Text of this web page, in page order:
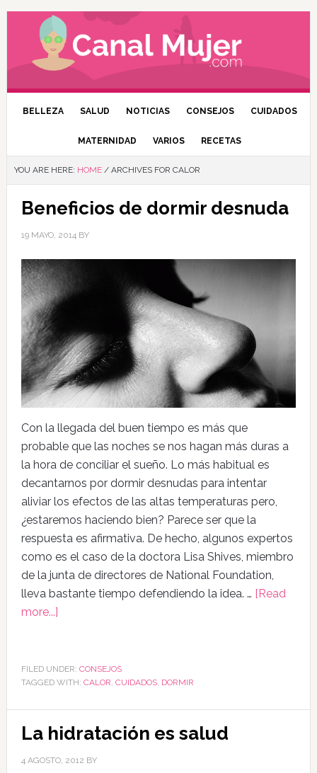
BELLEZA SALUD NOTICIAS CONSEJOS CUIDADOS
MATERNIDAD VARIOS RECETAS
YOU ARE HERE: HOME /ARCHIVES FOR CALOR
Beneficios de dormir desnuda
19 MAYO, 2014BY
Con la llegada del buen tiempo es más que
probable que las noches se nos hagan más duras a
la hora de conciliar el sueño. Lo más habitual es
decantarnos por dormir desnudas para intentar
aliviar los efectos de las altas temperaturas pero,
¿estaremos haciendo bien? Parece ser que la
respuesta es afirmativa. De hecho, algunos expertos
como es el caso de la doctora Lisa Shives, miembro
de la junta de directores de National Foundation,
lleva bastante tiempo defendiendo la idea. … [Read
more...]
FILED UNDER: CONSEJOS
TAGGED WITH: CALOR CUIDADOS, DORMIR
La hidratación es salud
4 AGOSTO, 2012 BY